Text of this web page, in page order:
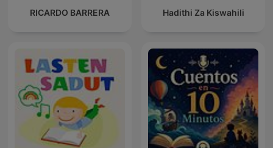
RICARDO BARRERA Hadithi Za Kiswahili